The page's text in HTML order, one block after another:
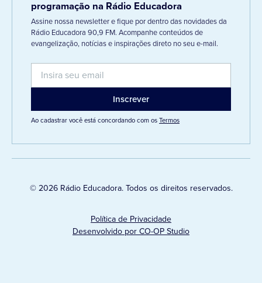
programação na Rádio Educadora
Assine nossa newsletter e fique por dentro das novidades da
Rádio Educadora 90,9 FM. Acompanhe conteúdos de
evangelização, notícias e inspirações direto no seu e-mail.
Ao cadastrar você está concordando com osTermos
© 2026 Rádio Educadora. Todos os direitos reservados.
Política de Privacidade
Desenvolvido por CO-OP Studio